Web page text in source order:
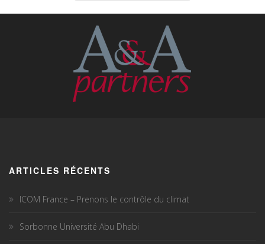
ARTICLES RÉCENTS
ICOM France – Prenons le contrôle du climat
Sorbonne Université Abu Dhabi